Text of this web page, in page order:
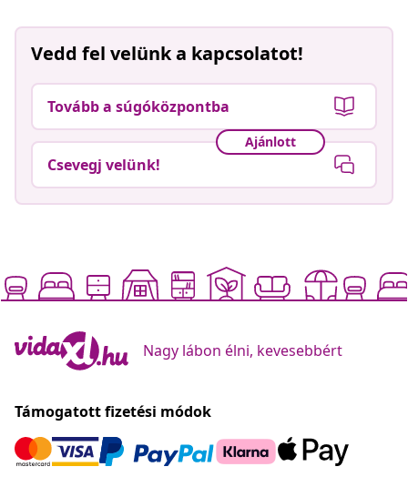
Vedd fel velünk a kapcsolatot!
Tovább a súgóközpontba
Ajánlott
Csevegj velünk!
Nagy lábon élni, kevesebbért
Támogatott fizetési módok